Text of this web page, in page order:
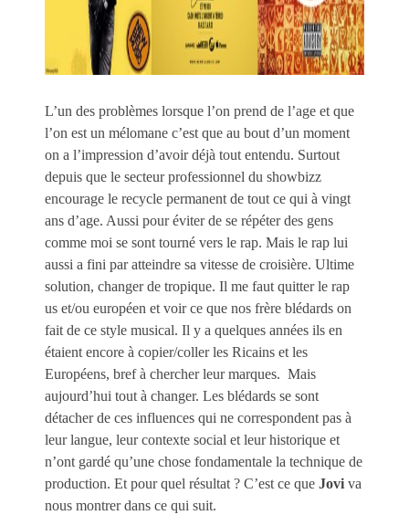
L’un des problèmes lorsque l’on prend de l’age et que
l’on est un mélomane c’est que au bout d’un moment
on a l’impression d’avoir déjà tout entendu. Surtout
depuis que le secteur professionnel du showbizz
encourage le recycle permanent de tout ce qui à vingt
ans d’age. Aussi pour éviter de se répéter des gens
comme moi se sont tourné vers le rap. Mais le rap lui
aussi a fini par atteindre sa vitesse de croisière. Ultime
solution, changer de tropique. Il me faut quitter le rap
us et/ou européen et voir ce que nos frère blédards on
fait de ce style musical. Il y a quelques années ils en
étaient encore à copier/coller les Ricains et les
Européens, bref à chercher leur marques. Mais
aujourd’hui tout à changer. Les blédards se sont
détacher de ces influences qui ne correspondent pas à
leur langue, leur contexte social et leur historique et
n’ont gardé qu’une chose fondamentale la technique de
production. Et pour quel résultat ? C’est ce que Jovi va
nous montrer dans ce qui suit.